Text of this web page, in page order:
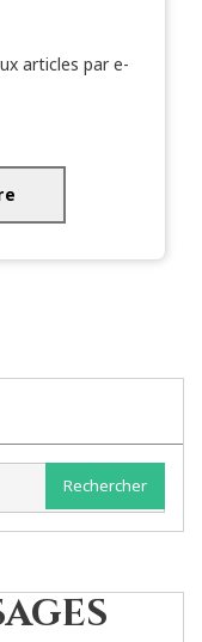
articles par e-
Rechercher